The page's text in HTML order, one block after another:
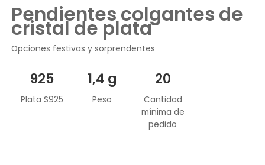
Pendientes colgantes de
cristal de plata
Opciones festivas y sorprendentes
925
Plata S925
1,4 g
Peso
20
Cantidad
mínima de
pedido